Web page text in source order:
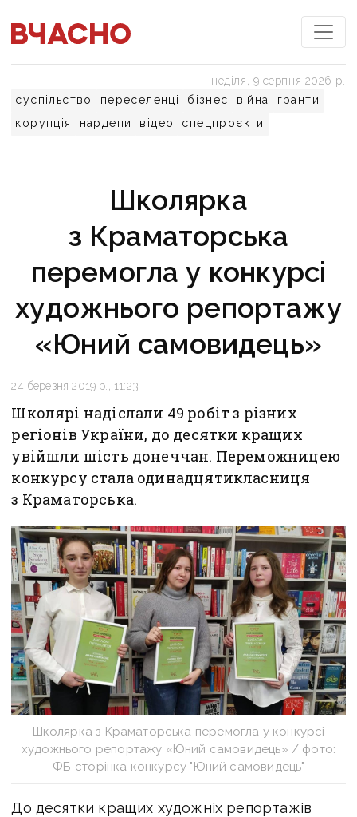
суспільство переселенці бізнес війна
гранти
корупція
нардепи відео спецпроєкти
неділя, 9 серпня 2026 р.
Школярка
з Краматорська
перемогла у конкурсі
художнього репортажу
«Юний самовидець»
24 березня 2019 р., 11:23
Школярі надіслали 49 робіт з різних
регіонів України, до десятки кращих
увійшли шість донеччан. Переможницею
конкурсу стала одинадцятикласниця
з Краматорська.
Школярка з Краматорська перемогла у конкурсі
художнього репортажу «Юний самовидець» / фото:
ФБ-сторінка конкурсу "Юний самовидець"
До десятки кращих художніх репортажів